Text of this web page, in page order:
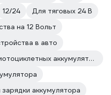
12/24
Для тяговых 24 В
на 12 Вольт
в авто
Зарядные устройства для мотоциклетных аккумуляторов
аккумулятора